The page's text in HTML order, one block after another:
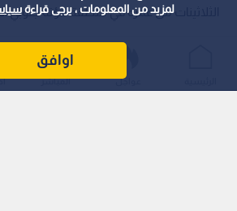
لمزيد من المعلومات ، يرجى قراءة
اوافق
الثلاثينات من عمره في منطقة مؤتة جنوبي
عواجل المباشر